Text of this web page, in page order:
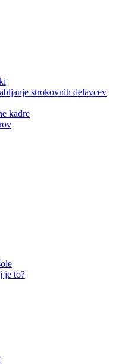
strokovnih delavcev
kadre
je to?